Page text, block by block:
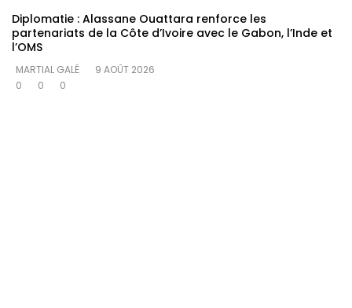
Diplomatie : Alassane Ouattara renforce les
partenariats de la Côte d’Ivoire avec le Gabon, l’Inde et
l’OMS
MARTIAL GALÉ
9 AOÛT 2026
0
0 0